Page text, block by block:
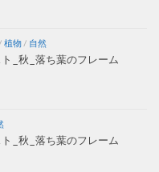
植物/ 自然
_秋_落ち葉のフレーム
_秋_落ち葉のフレーム